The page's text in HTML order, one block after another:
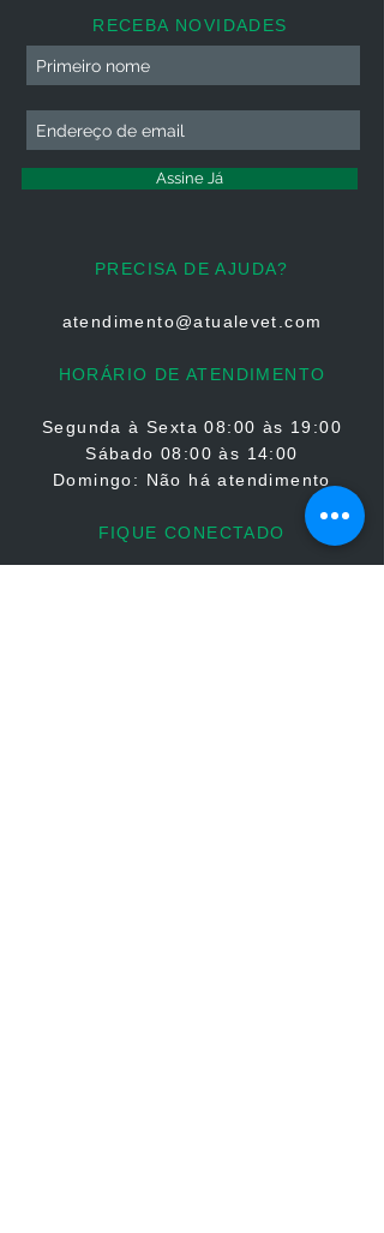
RECEBA NOVIDADES
Assine Já
PRECISA DE AJUDA?
atendimento@atualevet.com
HORÁRIO DE ATENDIMENTO
Segunda à Sexta08:00 às 19:00
Sábado 08:00 às 14:00
Domingo: Não há atendimento
FIQUE CONECTADO